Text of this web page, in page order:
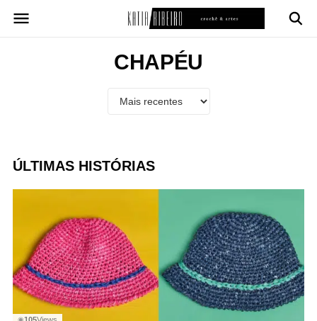
para
CHAPÉU
ÚLTIMAS HISTÓRIAS